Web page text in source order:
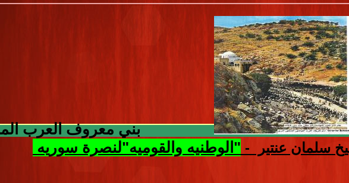
بني معروفالعرب
سلمان عنتير - "الوطنيه والقوميه"لنصرة سوريه